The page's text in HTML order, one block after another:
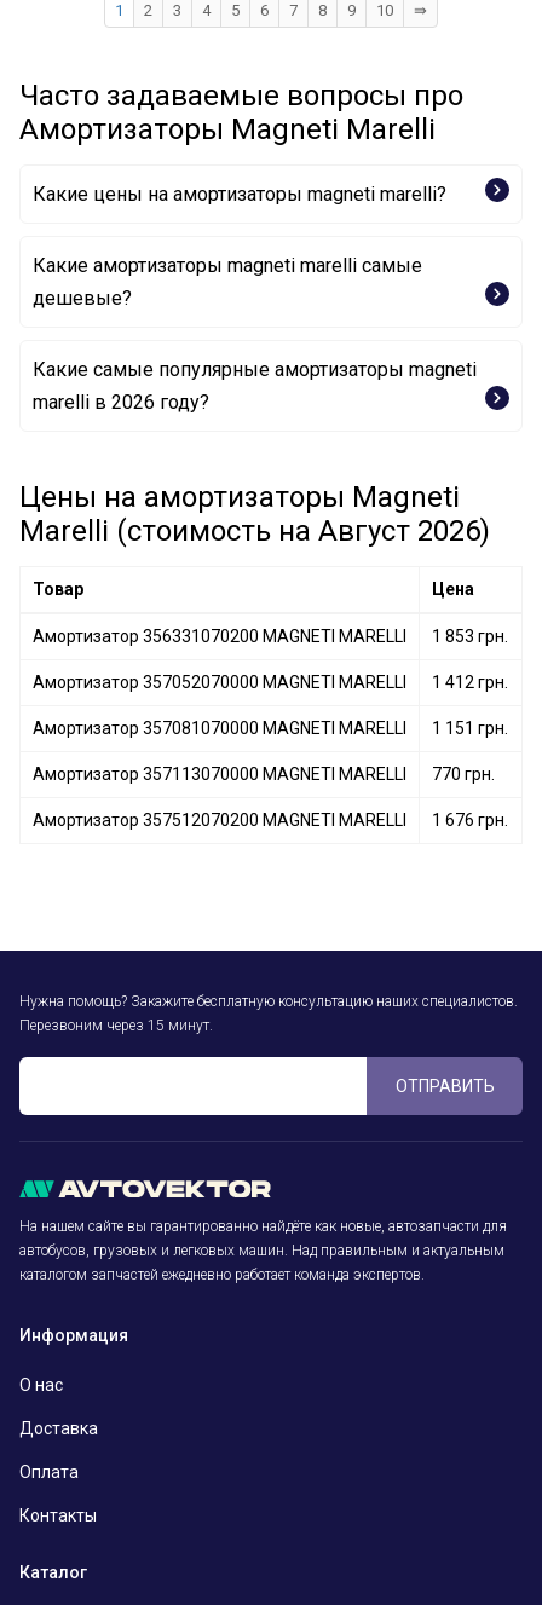
1 2 3 4 5 6 7 8 9 10 ⇛
Часто задаваемые вопросы про
Амортизаторы Magneti Marelli
Какие цены на амортизаторы magneti marelli?
Какие амортизаторы magneti marelli самые
дешевые?
Амортизатор 352202080000 MAGNETI MARELLI
Амортизатор 352746070000 MAGNETI MARELLI
Какие самые популярные амортизаторы magneti
marelli в 2026 году?
Амортизатор 351977070000 MAGNETI MARELLI
Амортизатор 358025007000 MAGNETI MARELLI
Цены на амортизаторы Magneti
Marelli (стоимость на Август 2026)
Товар Цена
Амортизатор 356331070200 MAGNETI MARELLI 1 853 грн.
Амортизатор 357052070000 MAGNETI MARELLI 1 412 грн.
Амортизатор 357081070000 MAGNETI MARELLI 1 151 грн.
Амортизатор 357113070000 MAGNETI MARELLI 770 грн.
Амортизатор 357512070200 MAGNETI MARELLI 1 676 грн.
Нужна помощь? Закажите бесплатную консультацию наших специалистов.
Перезвоним через 15 минут.
ОТПРАВИТЬ
На нашем сайте вы гарантированно найдёте как новые, автозапчасти для
автобусов, грузовых и легковых машин. Над правильным и актуальным
каталогом запчастей ежедневно работает команда экспертов.
Информация
О нас
Доставка
Оплата
Контакты
Каталог